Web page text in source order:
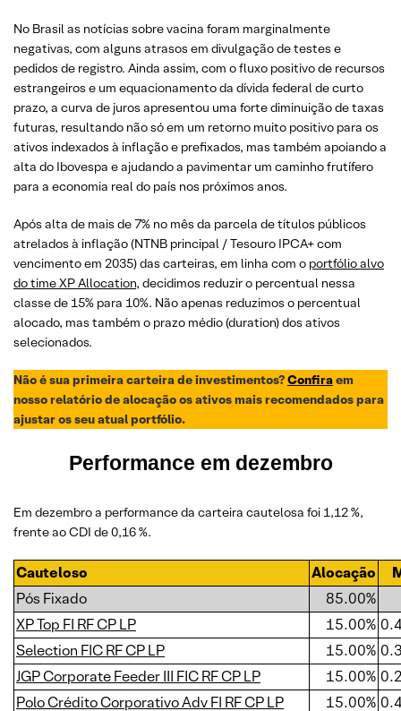
No Brasil as notícias sobre vacina foram marginalmente
negativas, com alguns atrasos em divulgação de testes e
pedidos de registro. Ainda assim, com o fluxo positivo de recursos
estrangeiros e um equacionamento da dívida federal de curto
prazo, a curva de juros apresentou uma forte diminuição de taxas
futuras, resultando não só em um retorno muito positivo para os
ativos indexados à inflação e prefixados, mas também apoiando a
alta do Ibovespa e ajudando a pavimentar um caminho frutífero
para a economia real do país nos próximos anos.
Após alta de mais de 7% no mês da parcela de títulos públicos
atrelados à inflação (NTNB principal / Tesouro IPCA+ com
vencimento em 2035) das carteiras, em linha com o portfólio alvo
do time XP Allocation, decidimos reduzir o percentual nessa
classe de 15% para 10%. Não apenas reduzimos o percentual
alocado, mas também o prazo médio (duration) dos ativos
selecionados.
Não é sua primeira carteira de investimentos?Confiraem
nosso relatório de alocação os ativos mais recomendados para
ajustar os seu atual portfólio.
Performance em dezembro
Em dezembro a performance da carteira cautelosa foi 1,12 %,
frente ao CDI de 0,16 %.
Cauteloso Alocação
Pós Fixado
85.00%
XP Top FI RF CP LP
15.00%
Selection FIC RF CP LP
15.00%
JGP Corporate Feeder III FIC RF CP LP
15.00%
Polo Crédito Corporativo Adv FI RF CP LP
15.00%